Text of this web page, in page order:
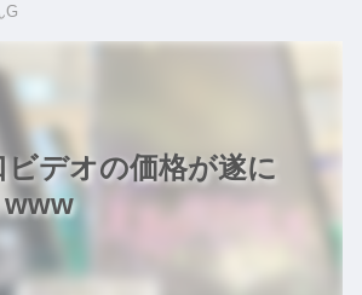
G
デオの価格が遂に
www